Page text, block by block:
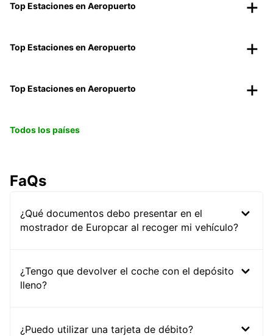
Top Estaciones en Aeropuerto
Top Estaciones en Aeropuerto
Top Estaciones en Aeropuerto
Todos los países
FaQs
¿Qué documentos debo presentar en el
mostrador de Europcar al recoger mi vehículo?
¿Tengo que devolver el coche con el depósito
lleno?
¿Puedo utilizar una tarjeta de débito?